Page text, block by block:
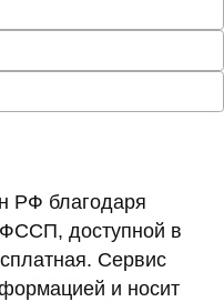
РФ благодаря
доступной в
Сервис
и носит